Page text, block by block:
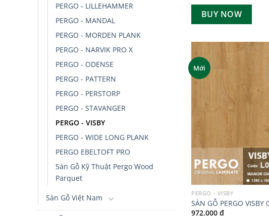
PERGO - LILLEHAMMER
PERGO - MANDAL
PERGO - MORDEN PLANK
PERGO - NARVIK PRO X
PERGO - ODENSE
PERGO - PATTERN
PERGO - PERSTORP
PERGO - STAVANGER
PERGO - VISBY
PERGO - WIDE LONG PLANK
PERGO EBELTOFT PRO
Sàn Gỗ Kỹ Thuật Pergo Wood
Parquet
Sàn Gỗ Việt Nam
4.005
BUY NOW
Mới
PERGO - VISBY
SÀN GỖ PERGO VISBY
972.000₫